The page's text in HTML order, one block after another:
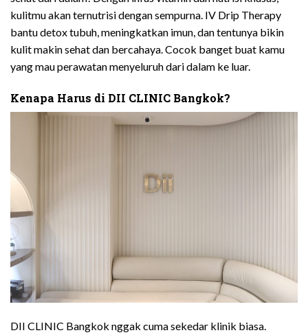
kulitmu akan ternutrisi dengan sempurna. IV Drip Therapy
bantu detox tubuh, meningkatkan imun, dan tentunya bikin
kulit makin sehat dan bercahaya. Cocok banget buat kamu
yang mau perawatan menyeluruh dari dalam ke luar.
Kenapa Harus di DII CLINIC Bangkok?
DII CLINIC Bangkok nggak cuma sekedar klinik biasa.